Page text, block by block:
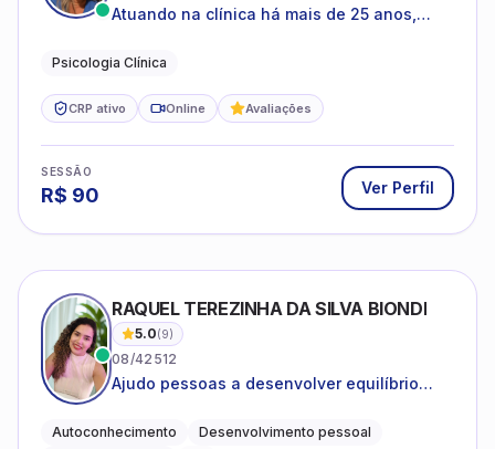
Atuando na clínica há mais de 25 anos,
estruturas, com experiência em
Psicologia Clínica
CRP ativo Online Avaliações
SESSÃO
R$ 90 Ver Perfil
RAQUEL TEREZINHA DA SILVA BIONDI
5.0(9)
08/42512
Ajudo pessoas a desenvolver equilíbrio
Autoconhecimento
Desenvolvimento pessoal